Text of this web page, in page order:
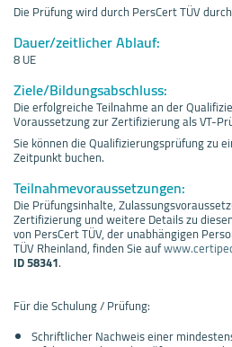
Die Prüfung wird durch PersCert TÜV
Dauer/zeitlicher Ablauf:
8 UE
Ziele/Bildungsabschluss:
Die erfolgreiche Teilnahme an der
Voraussetzung zur Zertifizierung als VT-
Sie können die Qualifizierungsprüfung zu
Zeitpunkt buchen.
Teilnahmevoraussetzungen:
Die Prüfungsinhalte,
Zertifizierung und weitere Details zu
von PersCert TÜV, der unabhängigen
TÜV Rheinland, finden Sie auf
ID 58341.
Für die Schulung / Prüfung:
Schriftlicher Nachweis einer